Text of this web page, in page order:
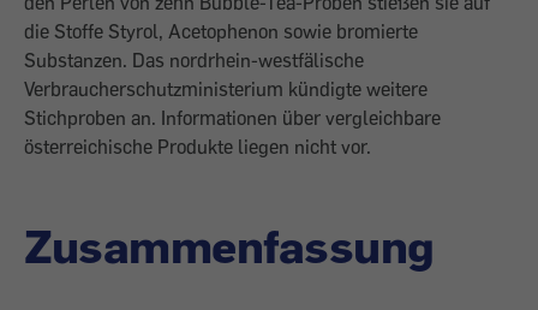
die Stoffe Styrol, Acetophenon sowie bromierte
Substanzen. Das nordrhein-westfälische
Verbraucherschutzministerium kündigte weitere
Stichproben an. Informationen über vergleichbare
österreichische Produkte liegen nicht vor.
Zusammenfassung